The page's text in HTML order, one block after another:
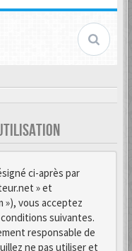
ci-après par
» et
vous acceptez
suivantes.
responsable de
ne pas utiliser et